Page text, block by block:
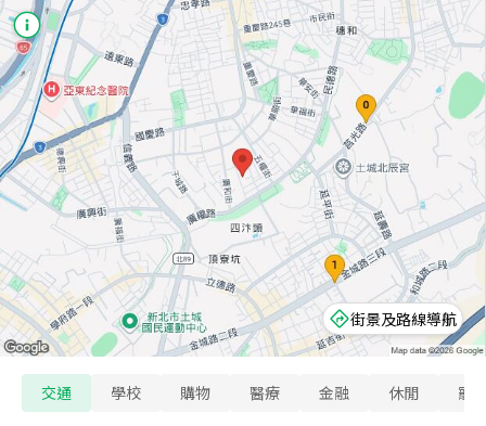
街景及路線導航
交通 學校 購物 醫療 金融 休閒 寵